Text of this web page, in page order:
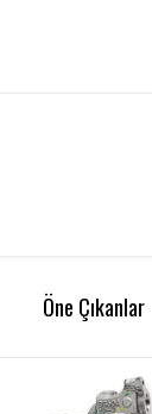
Öne Çıkanlar